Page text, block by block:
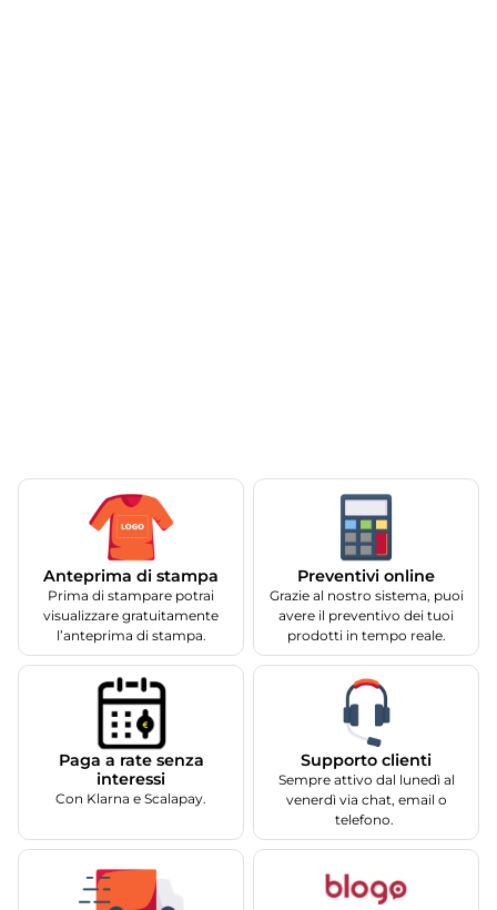
Anteprima di stampa
Prima di stampare potrai
visualizzare gratuitamente
l’anteprima di stampa.
Preventivi online
Grazie al nostro sistema, puoi
avere il preventivo dei tuoi
prodotti in tempo reale.
Paga a rate senza
interessi
Con Klarna e Scalapay.
Supporto clienti
Sempre attivo dal lunedì al
venerdì via chat, email o
telefono.